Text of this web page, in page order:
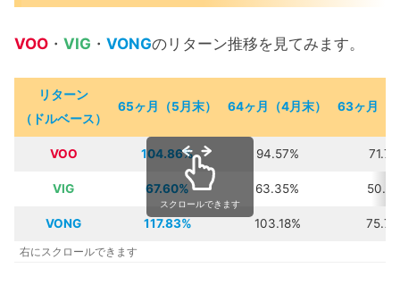
VOO ・ VIG ・ VONGのリターン推移を見てみます。
リターン
（ドルベース）
65ヶ月（5月末） 64ヶ月（4月末） 63ヶ月（
VOO 104.86% 94.57%
VIG 67.60% 63.35%
VONG 117.83% 103.18%
スクロールできます
右にスクロールできます